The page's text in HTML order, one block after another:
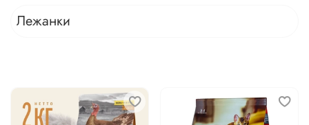
Лежанки